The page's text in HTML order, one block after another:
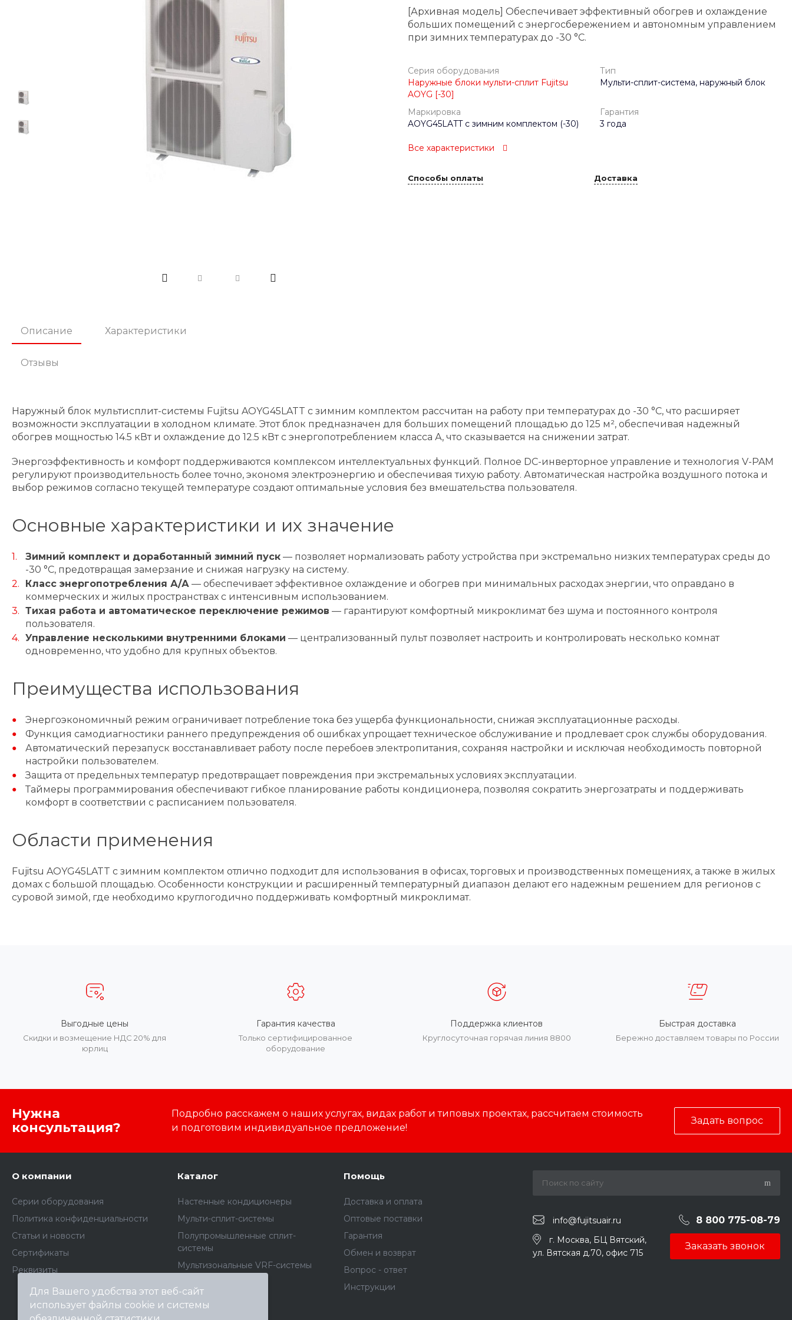
[Архивная модель] Обеспечивает эффективный обогрев и охлаждение
больших помещений с энергосбережением и автономным управлением
при зимних температурах до -30 °C.
Серия оборудования
Наружные блоки мульти-сплит Fujitsu
AOYG [-30]
Тип
Мульти-сплит-система, наружный блок
Маркировка
AOYG45LATT с зимним комплектом (-30)
Гарантия
3 года
Все характеристики
Способы оплаты Доставка
Описание Характеристики
Отзывы
Наружный блок мультисплит-системы Fujitsu AOYG45LATT с зимним комплектом рассчитан на работу при температурах до -30 °C, что расширяет
возможности эксплуатации в холодном климате. Этот блок предназначен для больших помещений площадью до 125 м², обеспечивая надежный
обогрев мощностью 14.5 кВт и охлаждение до 12.5 кВт с энергопотреблением класса А, что сказывается на снижении затрат.
Энергоэффективность и комфорт поддерживаются комплексом интеллектуальных функций. Полное DC-инверторное управление и технология V-PAM
регулируют производительность более точно, экономя электроэнергию и обеспечивая тихую работу. Автоматическая настройка воздушного потока и
выбор режимов согласно текущей температуре создают оптимальные условия без вмешательства пользователя.
Основные характеристики и их значение
Зимний комплект и доработанный зимний пуск— позволяет нормализовать работу устройства при экстремально низких температурах среды до
-30 °C, предотвращая замерзание и снижая нагрузку на систему.
Класс энергопотребления А/А— обеспечивает эффективное охлаждение и обогрев при минимальных расходах энергии, что оправдано в
коммерческих и жилых пространствах с интенсивным использованием.
Тихая работа и автоматическое переключение режимов — гарантируют комфортный микроклимат без шума и постоянного контроля
пользователя.
Управление несколькими внутренними блоками — централизованный пульт позволяет настроить и контролировать несколько комнат
одновременно, что удобно для крупных объектов.
Преимущества использования
Энергоэкономичный режим ограничивает потребление тока без ущерба функциональности, снижая эксплуатационные расходы.
Функция самодиагностики раннего предупреждения об ошибках упрощает техническое обслуживание и продлевает срок службы оборудования.
Автоматический перезапуск восстанавливает работу после перебоев электропитания, сохраняя настройки и исключая необходимость повторной
настройки пользователем.
Защита от предельных температур предотвращает повреждения при экстремальных условиях эксплуатации.
Таймеры программирования обеспечивают гибкое планирование работы кондиционера, позволяя сократить энергозатраты и поддерживать
комфорт в соответствии с расписанием пользователя.
Области применения
Fujitsu AOYG45LATT с зимним комплектом отлично подходит для использования в офисах, торговых и производственных помещениях, а также в жилых
домах с большой площадью. Особенности конструкции и расширенный температурный диапазон делают его надежным решением для регионов с
суровой зимой, где необходимо круглогодично поддерживать комфортный микроклимат.
Выгодные цены
Скидки и возмещение НДС 20% для
юрлиц
Гарантия качества
Только сертифицированное
оборудование
Поддержка клиентов
Круглосуточная горячая линия 8800
Быстрая доставка
Бережно доставляем товары по России
Нужна
консультация?
Подробно расскажем о наших услугах, видах работ и типовых проектах, рассчитаем стоимость
и подготовим индивидуальное предложение!
Задать вопрос
О компании
Серии оборудования
Политика конфиденциальности
Статьи и новости
Сертификаты
Реквизиты
Каталог
Настенные кондиционеры
Мульти-сплит-системы
Полупромышленные сплит-
системы
Мультизональные VRF-системы
кондиционеров
Архив моделей
Помощь
Доставка и оплата
Оптовые поставки
Гарантия
Обмен и возврат
Вопрос - ответ
Инструкции
info@fujitsuair.ru 8 800 775-08-79
г. Москва, БЦ Вятский,
ул. Вятская д.70, офис 715
Заказать звонок
Для Вашего удобства этот веб-сайт
использует файлы cookie и системы